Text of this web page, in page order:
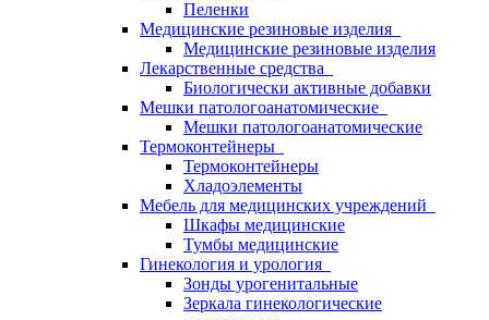
Пеленки
Медицинские резиновые изделия
Медицинские резиновые изделия
Лекарственные средства
Биологически активные добавки
Мешки патологоанатомические
Мешки патологоанатомические
Термоконтейнеры
Термоконтейнеры
Хладоэлементы
Мебель для медицинских учреждений
Шкафы медицинские
Тумбы медицинские
Гинекология и урология
Зонды урогенитальные
Зеркала гинекологические